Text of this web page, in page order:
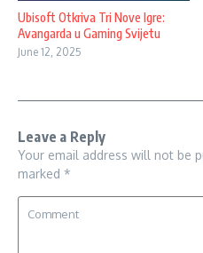
Ubisoft Otkriva Tri Nove Igre:
Avangarda u Gaming Svijetu
June 12, 2025
Leave a Reply
Your email address will not be
marked *